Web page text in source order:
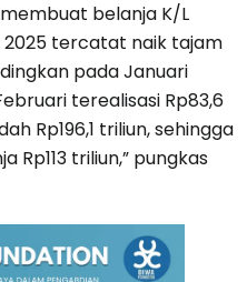
belanja K/L
tercatat naik tajam
pada Januari
terealisasi Rp83,6
Rp196,1 triliun, sehingga
Rp113 triliun,” pungkas